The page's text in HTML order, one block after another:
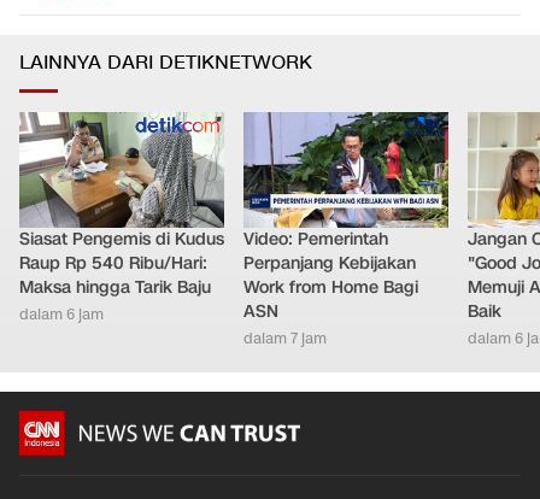
LAINNYA DARI DETIKNETWORK
Siasat Pengemis di Kudus
Raup Rp 540 Ribu/Hari:
Maksa hingga Tarik Baju
dalam 6 jam
Video: Pemerintah
Perpanjang Kebijakan
Work from Home Bagi
ASN
dalam 7 jam
Jangan
"Good
Memuji
Baik
dalam 6